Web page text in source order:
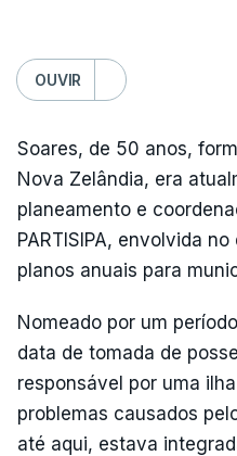
OUVIR
Soares, de 50 anos,
Nova Zelândia, era
planeamento e
PARTISIPA, envolvida
planos anuais para
Nomeado por um
data de tomada de
responsável por uma
problemas causados
até aqui, estava